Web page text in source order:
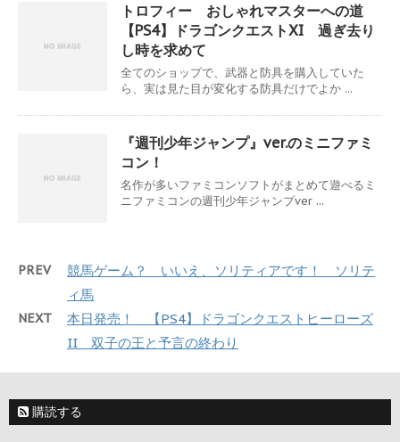
トロフィー おしゃれマスターへの道
【PS4】ドラゴンクエストXI 過ぎ去り
し時を求めて
全てのショップで、武器と防具を購入していた
ら、実は見た目が変化する防具だけでよか ...
『週刊少年ジャンプ』ver.のミニファミ
コン！
名作が多いファミコンソフトがまとめて遊べるミ
ニファミコンの週刊少年ジャンプver ...
PREV
競馬ゲーム？ いいえ、ソリティアです！ ソリテ
ィ馬
NEXT
本日発売！ 【PS4】ドラゴンクエストヒーローズ
II 双子の王と予言の終わり
購読する